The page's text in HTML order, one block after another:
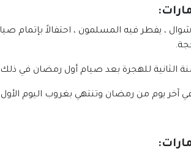
، يفطر فيه المسلمون ، احتفالاً بإتمام
الثانية للهجرة بعد صيام أول رمضان في ذلك
يوم من رمضان وتنتهي بغروب اليوم